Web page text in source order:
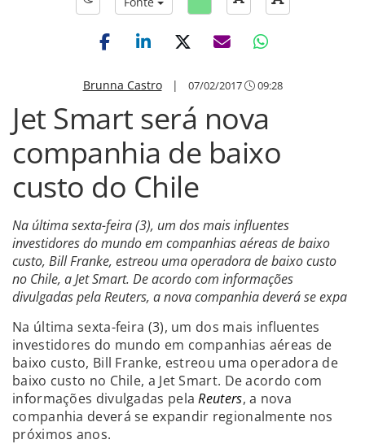
Brunna Castro| 07/02/2017 09:28
Jet Smart será nova
companhia de baixo
custo do Chile
Na última sexta-feira (3), um dos mais influentes
investidores do mundo em companhias aéreas de baixo
custo, Bill Franke, estreou uma operadora de baixo custo
no Chile, a Jet Smart. De acordo com informações
divulgadas pela Reuters, a nova companhia deverá se expa
Na última sexta-feira (3), um dos mais influentes
investidores do mundo em companhias aéreas de
baixo custo, Bill Franke, estreou uma operadora de
baixo custo no Chile, a Jet Smart. De acordo com
informações divulgadas pelaReuters, a nova
companhia deverá se expandir regionalmente nos
próximos anos.